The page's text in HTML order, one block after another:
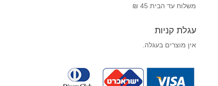
משלוח עד הבית 45 ₪
עגלת קניות
אין מוצרים בעגלה.